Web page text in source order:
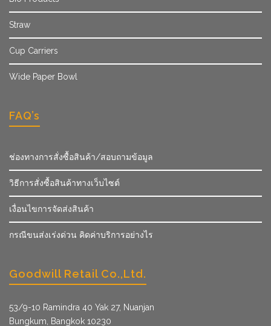
Straw
Cup Carriers
Wide Paper Bowl
FAQ’s
ช่องทางการสั่งซื้อสินค้า/สอบถามข้อมูล
วิธีการสั่งซื้อสินค้าทางเว็บไซต์
เงื่อนไขการจัดส่งสินค้า
กรณีขนส่งเร่งด่วน คิดค่าบริการอย่างไร
Goodwill Retail Co.,Ltd.
53/9­-10 Ramindra 40 Yak 27, Nuanjan
Bungkum, Bangkok 10230